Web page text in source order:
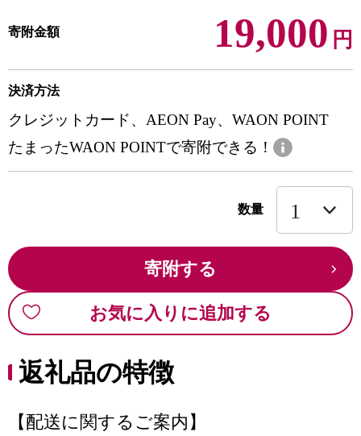
寄附金額 19,000 円
決済方法
クレジットカード、AEON Pay、WAON POINT
たまったWAON POINTで寄附できる！
数量
寄附する
お気に入りに追加する
返礼品の特徴
【配送に関するご案内】